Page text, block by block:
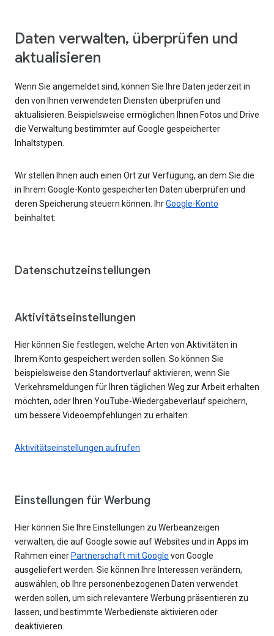
Daten verwalten, überprüfen und
aktualisieren
Wenn Sie angemeldet sind, können Sie Ihre Daten jederzeit in
den von Ihnen verwendeten Diensten überprüfen und
aktualisieren. Beispielsweise ermöglichen Ihnen Fotos und Drive
die Verwaltung bestimmter auf Google gespeicherter
Inhaltstypen.
Wir stellen Ihnen auch einen Ort zur Verfügung, an dem Sie die
in Ihrem Google-Konto gespeicherten Daten überprüfen und
deren Speicherung steuern können. IhrGoogle-Konto
beinhaltet:
Datenschutzeinstellungen
Aktivitätseinstellungen
Hier können Sie festlegen, welche Arten von Aktivitäten in
Ihrem Konto gespeichert werden sollen. So können Sie
beispielsweise den Standortverlauf aktivieren, wenn Sie
Verkehrsmeldungen für Ihren täglichen Weg zur Arbeit erhalten
möchten, oder Ihren YouTube-Wiedergabeverlauf speichern,
um bessere Videoempfehlungen zu erhalten.
Aktivitätseinstellungen aufrufen
Einstellungen für Werbung
Hier können Sie Ihre Einstellungen zu Werbeanzeigen
verwalten, die auf Google sowie auf Websites und in Apps im
Rahmen einer Partnerschaft mit Google von Google
ausgeliefert werden. Sie können Ihre Interessen verändern,
auswählen, ob Ihre personenbezogenen Daten verwendet
werden sollen, um sich relevantere Werbung präsentieren zu
lassen, und bestimmte Werbedienste aktivieren oder
deaktivieren.